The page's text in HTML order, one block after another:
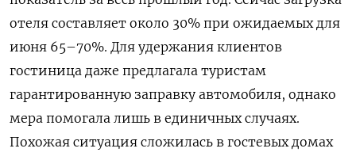
отеля составляет около 30% при ожидаемых для
июня 65–70%. Для удержания клиентов
гостиница даже предлагала туристам
гарантированную заправку автомобиля, однако
мера помогала лишь в единичных случаях.
Похожая ситуация сложилась в гостевых домах